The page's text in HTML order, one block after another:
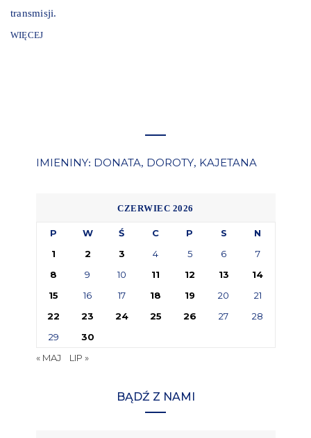
transmisji.
WIĘCEJ
IMIENINY: DONATA, DOROTY, KAJETANA
CZERWIEC 2026
P W Ś C P S
N
1
2 3 4 5 6
7
8
9 10 11 12 13
14
15
16 17 18 19 20
21
22
23 24 25 26 27
28
29
30
« MAJ
LIP »
BĄDŹ Z NAMI